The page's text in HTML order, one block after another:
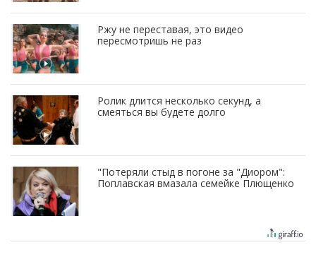
Ржу не переставая, это видео
пересмотришь не раз
Ролик длится несколько секунд, а
смеяться вы будете долго
"Потеряли стыд в погоне за "Диором":
Поплавская вмазала семейке Плющенко